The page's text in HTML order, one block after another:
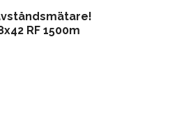
RF 1500m